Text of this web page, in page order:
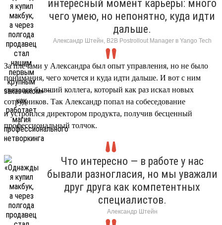
интересный момент карьеры: много
чего умею, но непонятно, куда идти
дальше.
Александр Штейн, B2B Postrollout Manager в Yango Tech
За плечами у Александра был опыт управления, но не было
понимания, чего хочется и куда идти дальше. И вот с ним
связался бывший коллега, который как раз искал новых
сотрудников. Так Александр попал на собеседование
и устроился директором продукта, получив бесценный
профессиональный толчок.
Что интересно — в работе у нас
бывали разногласия, но мы уважали
друг друга как компетентных
специалистов.
Александр Штейн